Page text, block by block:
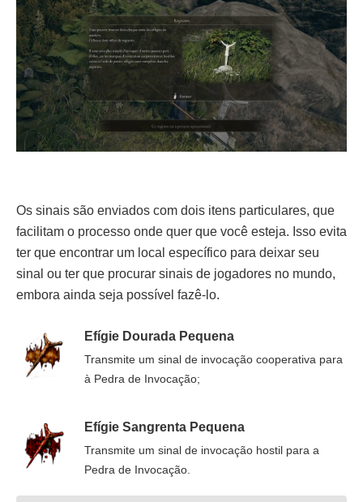
Os sinais são enviados com dois itens particulares, que
facilitam o processo onde quer que você esteja. Isso evita
ter que encontrar um local específico para deixar seu
sinal ou ter que procurar sinais de jogadores no mundo,
embora ainda seja possível fazê-lo.
Efígie Dourada Pequena
Transmite um sinal de invocação cooperativa para
à Pedra de Invocação;
Efígie Sangrenta Pequena
Transmite um sinal de invocação hostil para a
Pedra de Invocação.